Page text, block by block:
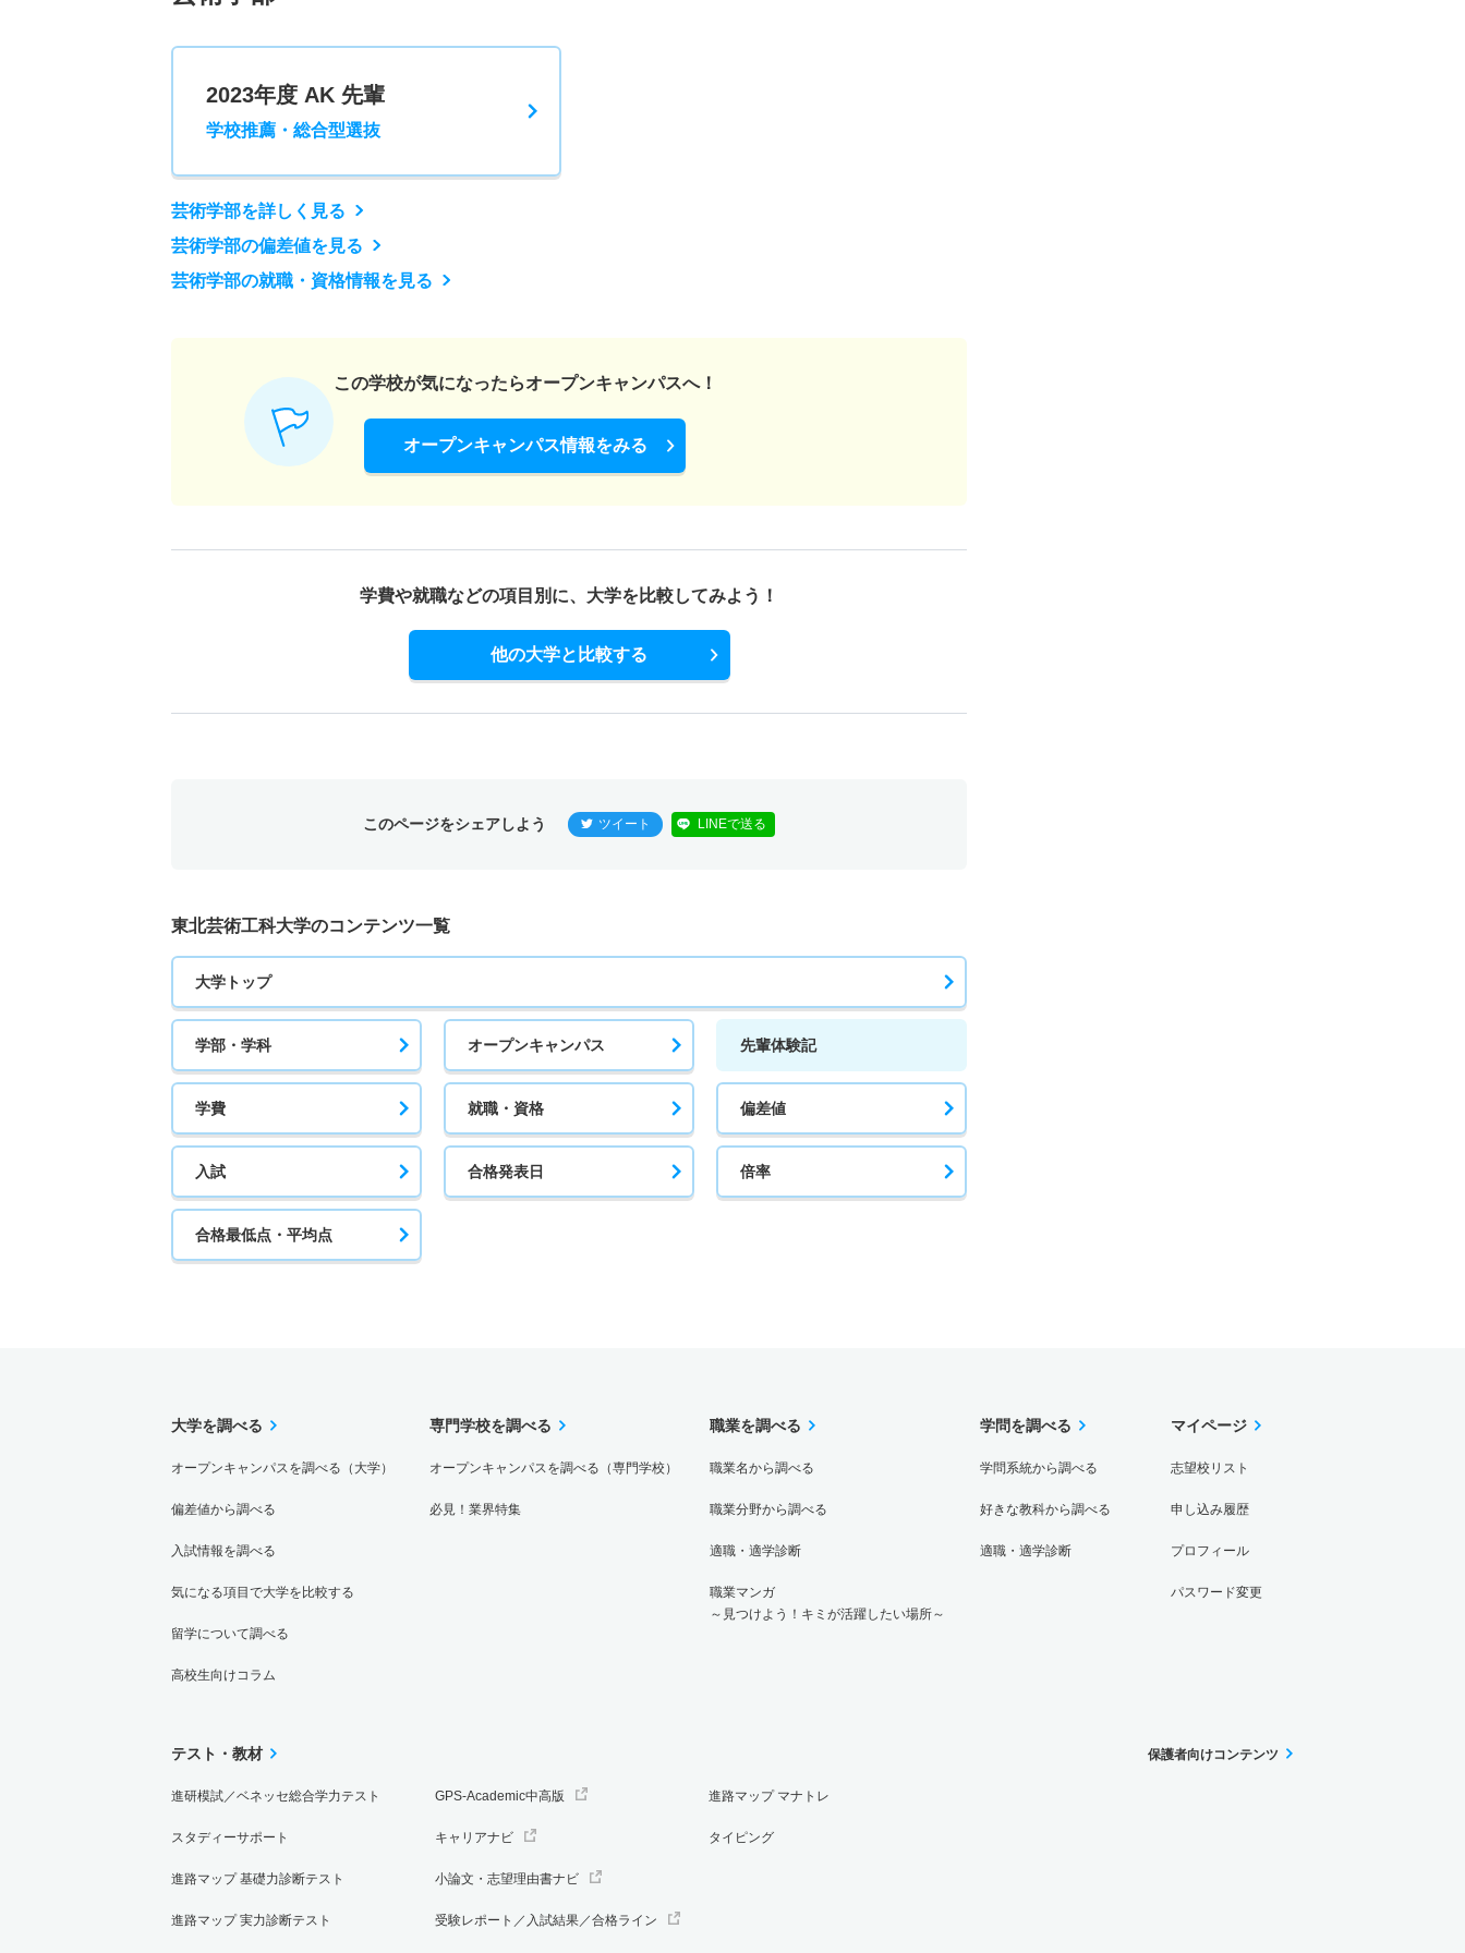
2023年度 AK 先輩
学校推薦・総合型選抜
芸術学部を詳しく見る
芸術学部の偏差値を見る
芸術学部の就職・資格情報を見る
この学校が気になったらオープンキャンパスへ！
オープンキャンパス情報をみる
学費や就職などの項目別に、 大学を比較してみよう！
他の大学と比較する
このページをシェアしよう ツイート LINEで送る
東北芸術工科大学のコンテンツ一覧
大学トップ
学部・学科 オープンキャンパス 先輩体験記
学費 就職・資格 偏差値
入試 合格発表日 倍率
合格最低点・平均点
大学を調べる
オープンキャンパスを調べる（大学）
偏差値から調べる
入試情報を調べる
気になる項目で大学を比較する
留学について調べる
高校生向けコラム
専門学校を調べる
オープンキャンパスを調べる（専門学校）
必見！業界特集
職業を調べる
職業名から調べる
職業分野から調べる
適職・適学診断
職業マンガ
～見つけよう！キミが活躍したい場所～
学問を調べる
学問系統から調べる
好きな教科から調べる
適職・適学診断
マイページ
志望校リスト
申し込み履歴
プロフィール
パスワード変更
テスト・教材
進研模試／ベネッセ総合学力テスト
スタディーサポート
進路マップ 基礎力診断テスト
進路マップ 実力診断テスト
GPS-Academic中高版
キャリアナビ
小論文・志望理由書ナビ
受験レポート／入試結果／合格ライン
進路マップ マナトレ
タイピング
保護者向けコンテンツ